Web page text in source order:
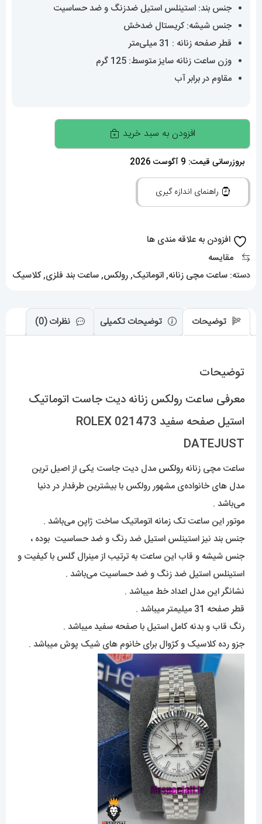
جنس بند: استینلس استیل ضدزنگ و ضد حساسیت
جنس شیشه: کریستال ضدخش
قطر صفحه زنانه : 31 میلی‌متر
وزن ساعت زنانه سایز متوسط: 125 گرم
مقاوم در برابر آب
ساعت
رولکس
زنانه
دیت
جاست
صفحه
DATEJUST
عدد
افزودن به سبد خرید
بروزرسانی قیمت: 9 آگوست 2026
راهنمای اندازه گیری
افزودن به علاقه مندی ها
مقایسه
دسته: ساعت مچی زنانه,اتوماتیک,رولکس,ساعت بند فلزی,کلاسیک
توضیحات توضیحات تکمیلی نظرات (0)
توضیحات
معرفی ساعت رولکس زنانه دیت جاست اتوماتیک
استیل صفحه سفید 021473 ROLEX
DATEJUST
ساعت مچی زنانه رولکس مدل دیت جاست یکی از اصیل ترین
مدل های خانواده‌ی مشهور رولکس با بیشترین طرفدار در دنیا
می‌باشد .
موتور این ساعت تک زمانه اتوماتیک ساخت ژاپن می‌باشد .
جنس بند نیز استینلس استیل ضد رنگ و ضد حساسیت بوده ،
جنس شیشه و قاب این ساعت به ترتیب از مینرال گلس با کیفیت و
استینلس استیل ضد زنگ و ضد حساسیت می‌باشد .
نشانگر این مدل اعداد خط میباشد .
قطر صفحه 31 میلیمتر میباشد .
رنگ قاب و بدنه کامل استیل با صفحه سفید میباشد .
جزو رده کلاسیک و کژوال برای خانوم های شیک پوش میباشد .